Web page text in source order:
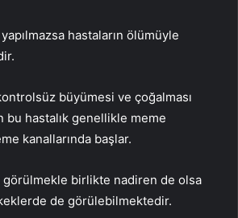
hastaların ölümüyle
büyümesi ve çoğalması
bu hastalık genellikle meme
kanallarında başlar.
görülmekle birlikte nadiren de olsa
de görülebilmektedir.